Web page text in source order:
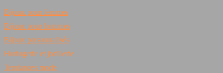
Bijoux pour femmes
Bijoux pour hommes
Bijoux personnalisés
Horlogerie et joaillerie
Tendances mode